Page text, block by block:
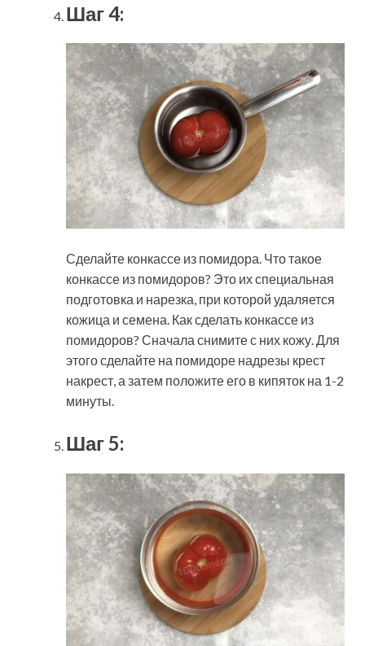
Шаг 4:
Сделайте конкассе из помидора. Что такое
конкассе из помидоров? Это их специальная
подготовка и нарезка, при которой удаляется
кожица и семена. Как сделать конкассе из
помидоров? Сначала снимите с них кожу. Для
этого сделайте на помидоре надрезы крест
накрест, а затем положите его в кипяток на 1-2
минуты.
Шаг 5: